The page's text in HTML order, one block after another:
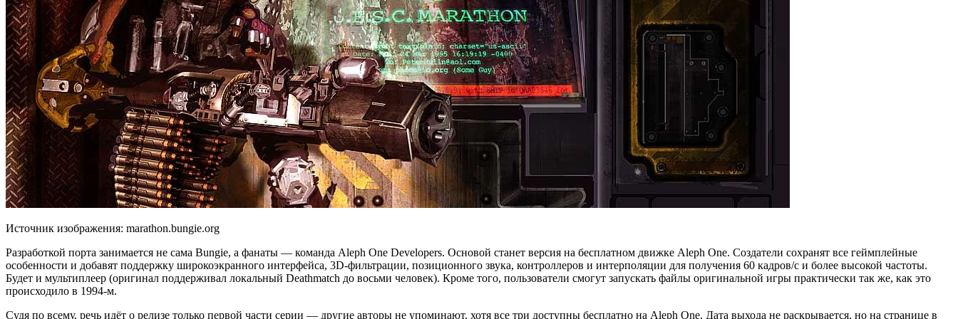
Источник изображения: marathon.bungie.org
Разработкой порта занимается не сама Bungie, а фанаты — команда Aleph One Developers. Основой станет версия на бесплатном движке Aleph One. Создатели сохранят все геймплейные
особенности и добавят поддержку широкоэкранного интерфейса, 3D-фильтрации, позиционного звука, контроллеров и интерполяции для получения 60 кадров/с и более высокой частоты.
Будет и мультиплеер (оригинал поддерживал локальный Deathmatch до восьми человек). Кроме того, пользователи смогут запускать файлы оригинальной игры практически так же, как это
происходило в 1994-м.
Судя по всему, речь идёт о релизе только первой части серии — другие авторы не упоминают, хотя все три доступны бесплатно на Aleph One. Дата выхода не раскрывается, но на странице в